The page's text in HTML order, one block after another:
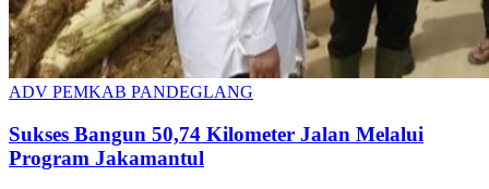
ADV PEMKAB PANDEGLANG
Sukses Bangun 50,74 Kilometer Jalan Melalui
Program Jakamantul